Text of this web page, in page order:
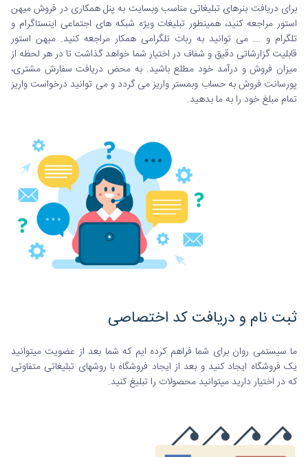
برای دریافت بنرهای تبلیغاتی مناسب وبسایت به پنل همکاری در فروش میهن
استور مراجعه کنید، همینطور تبلیغات ویژه شبکه های اجتماعی اینستاگرام و
تلگرام و ... می توانید به ربات تلگرامی همکار مراجعه کنید. میهن استور
قابلیت گزارشاتی دقیق و شفاف در اختیار شما خواهد گذاشت تا در هر لحظه از
میزان فروش و درآمد خود مطلع باشید. به محض دریافت سفارش مشتری،
پورسانت فروش به حساب وبمستر واریز می گردد و می توانید درخواست واریز
تمام مبلغ خود را به ما بدهید.
ثبت نام و دریافت کد اختصاصی
ما سیستمی روان برای شما فراهم کرده ایم که شما بعد از عضویت میتوانید
یک فروشگاه ایجاد کنید و بعد از ایجاد فروشگاه با روشهای تبلیغاتی متفاوتی
که در اختیار دارید میتوانید محصولات را تبلیغ کنید.